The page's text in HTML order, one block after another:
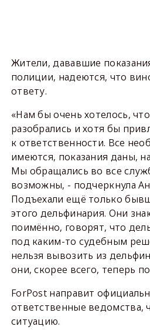
Жители, дававшие
полиции, надеются, что
ответу.
«Нам бы очень хотелось,
разобрались и хотя бы
к ответственности. Все
имеются, показания даны,
Мы обращались во все
возможны, - подчеркнула
Подъехали ещё только
этого дельфинария. Они
поимённо, говорят, что
под каким-то судебным
нельзя вывозить из
они, скорее всего, теперь
ForPost направит
ответственные ведомства,
ситуацию.